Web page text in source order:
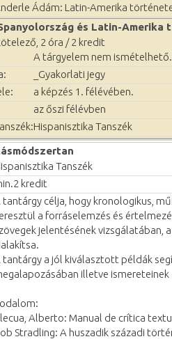
Ádám: Latin-Amerika
és Latin-Amerika
2 óra / 2 kredit
A tárgyelem nem ismételhető.
_Gyakorlati jegy
a képzés 1. félévében.
az őszi félévben
Hispanisztika Tanszék
Tanszék
kredit
tantárgy célja, hogy kronologikus,
a forráselemzés és
jelentésének vizsgálatában,
tantárgy a jól kiválasztott példák
illetve
Alberto: Manual de crítica
Stradling: A huszadik századi